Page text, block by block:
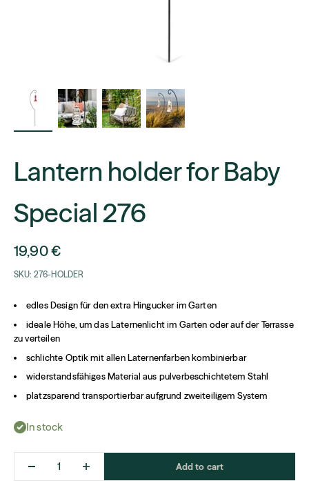
Lantern holder for Baby
Special 276
Sale price
19,90 €
SKU: 276-HOLDER
edles Design für den extra Hingucker im Garten
ideale Höhe, um das Laternenlicht im Garten oder auf der Terrasse
zu verteilen
schlichte Optik mit allen Laternenfarben kombinierbar
widerstandsfähiges Material aus pulverbeschichtetem Stahl
platzsparend transportierbar aufgrund zweiteiligem System
In stock
Add to cart